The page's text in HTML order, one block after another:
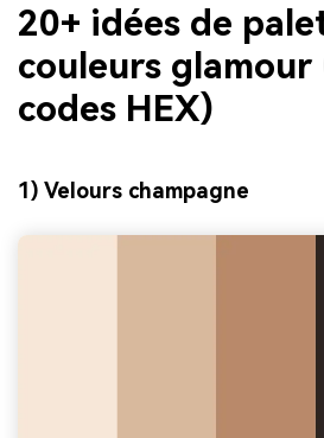
20+ idées de
couleurs glamour
codes HEX)
1) Velours champagne